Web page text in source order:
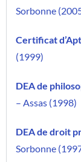
Sorbonne
Certificat
(1999)
DEA de
– Assas (1998)
DEA de droit
Sorbonne